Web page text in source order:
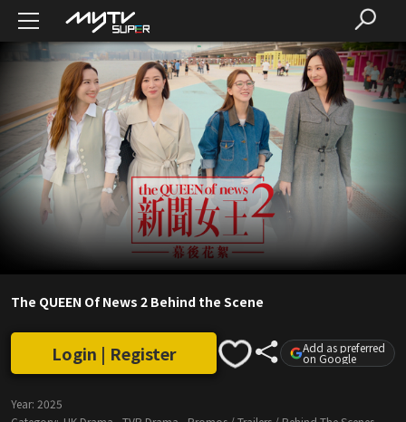
The QUEEN Of News 2 Behind the Scene
Login | Register Add as preferred
on Google
Year: 2025